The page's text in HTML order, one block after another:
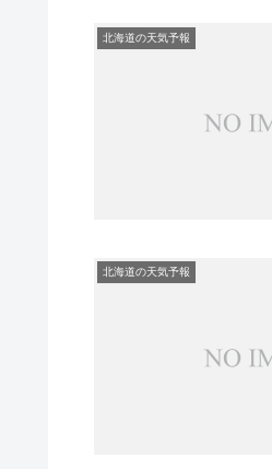
北海道の天気予報
北海道の天気予報